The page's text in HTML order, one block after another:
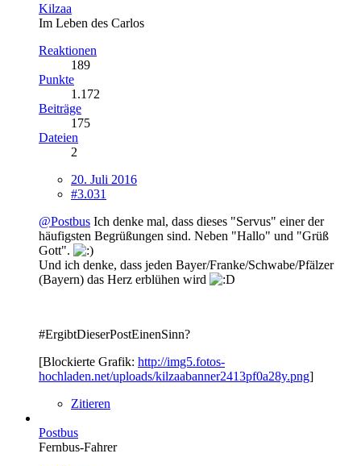
Kilzaa
Im Leben des Carlos
Reaktionen
189
Punkte
1.172
Beiträge
175
Dateien
2
20. Juli 2016
#3.031
@Postbus Ich denke mal, dass dieses "Servus" einer der
häufigsten Begrüßungen sind. Neben "Hallo" und "Grüß
Gott".
Und ich denke, dass jeden Bayer/Franke/Schwabe/Pfälzer
(Bayern) das Herz erblühen wird
#ErgibtDieserPostEinenSinn?
[Blockierte Grafik: http://img5.fotos-
hochladen.net/uploads/kilzaabanner2413pf0a28y.png]
Zitieren
Postbus
Fernbus-Fahrer